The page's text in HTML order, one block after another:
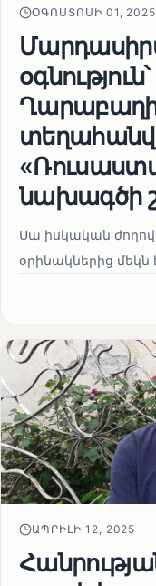
ՕԳՈՍՏՈՍԻ 01, 2025
նախագծի
Սա իսկական
օրինակներից մեկն
ԱՊՐԻԼԻ 12, 2025